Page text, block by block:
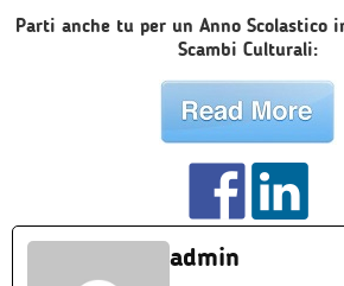
Parti anche tu per un Anno Scolastico
Scambi Culturali:
admin